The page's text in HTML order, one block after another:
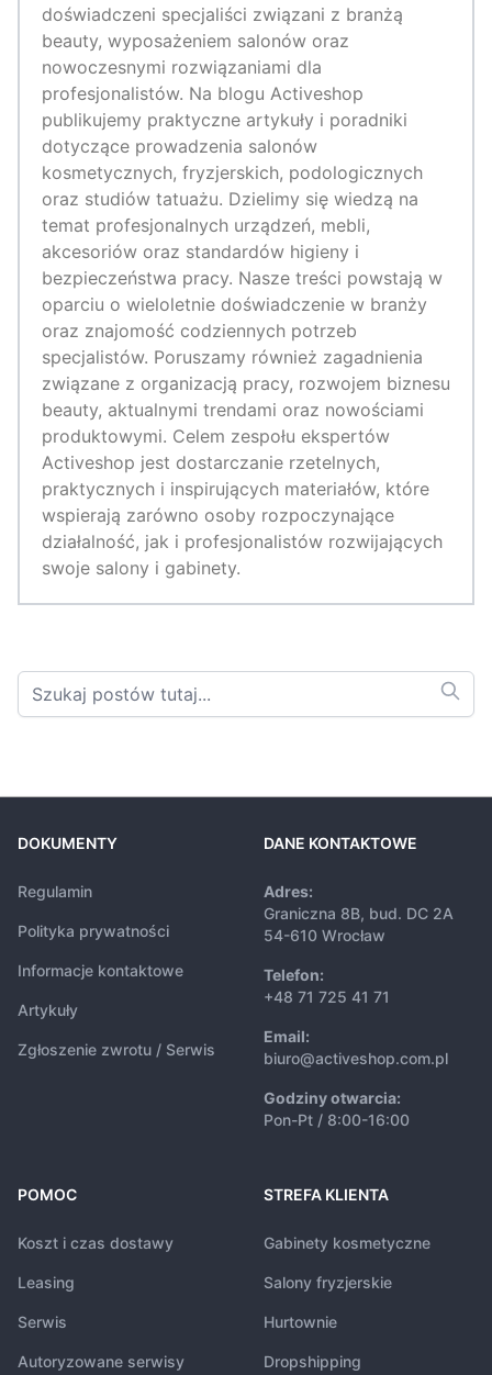
doświadczeni specjaliści związani z branżą
beauty, wyposażeniem salonów oraz
nowoczesnymi rozwiązaniami dla
profesjonalistów. Na blogu Activeshop
publikujemy praktyczne artykuły i poradniki
dotyczące prowadzenia salonów
kosmetycznych, fryzjerskich, podologicznych
oraz studiów tatuażu. Dzielimy się wiedzą na
temat profesjonalnych urządzeń, mebli,
akcesoriów oraz standardów higieny i
bezpieczeństwa pracy. Nasze treści powstają w
oparciu o wieloletnie doświadczenie w branży
oraz znajomość codziennych potrzeb
specjalistów. Poruszamy również zagadnienia
związane z organizacją pracy, rozwojem biznesu
beauty, aktualnymi trendami oraz nowościami
produktowymi. Celem zespołu ekspertów
Activeshop jest dostarczanie rzetelnych,
praktycznych i inspirujących materiałów, które
wspierają zarówno osoby rozpoczynające
działalność, jak i profesjonalistów rozwijających
swoje salony i gabinety.
DOKUMENTY
Regulamin
Polityka prywatności
Informacje kontaktowe
Artykuły
Zgłoszenie zwrotu / Serwis
DANE KONTAKTOWE
Adres:
Graniczna 8B, bud. DC 2A
54-610 Wrocław
Telefon:
+48 71 725 41 71
Email:
biuro@activeshop.com.pl
Godziny otwarcia:
Pon-Pt / 8:00-16:00
POMOC
Koszt i czas dostawy
Leasing
Serwis
Autoryzowane serwisy
STREFA KLIENTA
Gabinety kosmetyczne
Salony fryzjerskie
Hurtownie
Dropshipping